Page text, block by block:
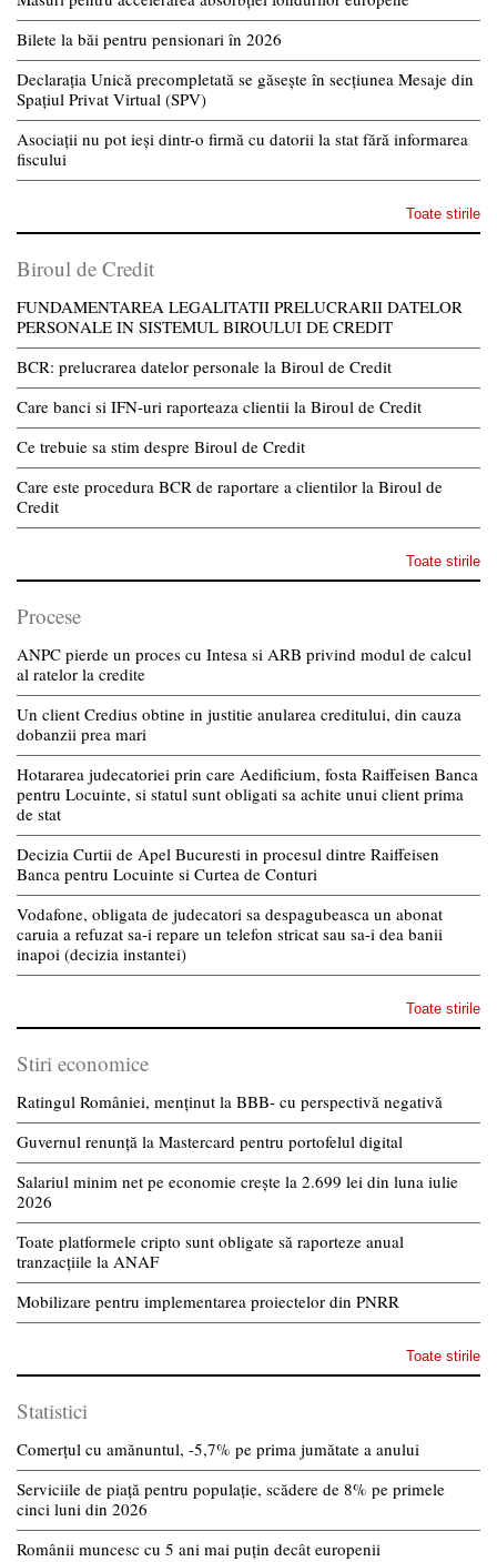
Bilete la băi pentru pensionari în 2026
Declarația Unică precompletată se găsește în secțiunea Mesaje din
Spațiul Privat Virtual (SPV)
Asociații nu pot ieși dintr-o firmă cu datorii la stat fără informarea
fiscului
Toate stirile
Biroul de Credit
FUNDAMENTAREA LEGALITATII PRELUCRARII DATELOR
PERSONALE IN SISTEMUL BIROULUI DE CREDIT
BCR: prelucrarea datelor personale la Biroul de Credit
Care banci si IFN-uri raporteaza clientii la Biroul de Credit
Ce trebuie sa stim despre Biroul de Credit
Care este procedura BCR de raportare a clientilor la Biroul de
Credit
Toate stirile
Procese
ANPC pierde un proces cu Intesa si ARB privind modul de calcul
al ratelor la credite
Un client Credius obtine in justitie anularea creditului, din cauza
dobanzii prea mari
Hotararea judecatoriei prin care Aedificium, fosta Raiffeisen Banca
pentru Locuinte, si statul sunt obligati sa achite unui client prima
de stat
Decizia Curtii de Apel Bucuresti in procesul dintre Raiffeisen
Banca pentru Locuinte si Curtea de Conturi
Vodafone, obligata de judecatori sa despagubeasca un abonat
caruia a refuzat sa-i repare un telefon stricat sau sa-i dea banii
inapoi (decizia instantei)
Toate stirile
Stiri economice
Ratingul României, menținut la BBB- cu perspectivă negativă
Guvernul renunță la Mastercard pentru portofelul digital
Salariul minim net pe economie crește la 2.699 lei din luna iulie
2026
Toate platformele cripto sunt obligate să raporteze anual
tranzacțiile la ANAF
Mobilizare pentru implementarea proiectelor din PNRR
Toate stirile
Statistici
Comerțul cu amănuntul, -5,7% pe prima jumătate a anului
Serviciile de piață pentru populație, scădere de 8% pe primele
cinci luni din 2026
Românii muncesc cu 5 ani mai puțin decât europenii